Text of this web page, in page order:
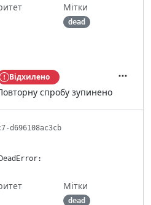
Мітки
dead
Відхилено
спробу зупинено
d696108ac3cb
Мітки
dead